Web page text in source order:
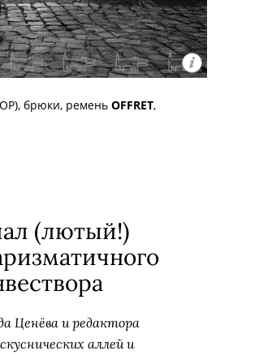
брюки, ремень OFFRET,
(лютый!)
Ценёва и редактора
аллей и